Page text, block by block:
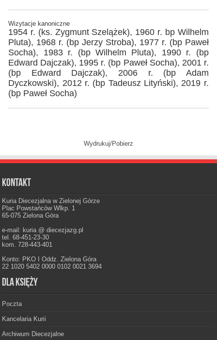
Wizytacje kanoniczne
1954 r. (ks. Zygmunt Szelążek), 1960 r. bp Wilhelm
Pluta), 1968 r. (bp Jerzy Stroba), 1977 r. (bp Paweł
Socha), 1983 r. (bp Wilhelm Pluta), 1990 r. (bp
Edward Dajczak), 1995 r. (bp Paweł Socha), 2001 r.
(bp Edward Dajczak), 2006 r. (bp Adam
Dyczkowski), 2012 r. (bp Tadeusz Lityński), 2019 r.
(bp Paweł Socha)
Wydrukuj/Pobierz
Kontakt
Kuria Diecezjalna w Zielonej Górze
Plac Powstańców Wlkp. 1
65-075 Zielona Góra
e-mail: kuria @ diecezjazg.pl
tel. 68-451-23-30
kom. 728-443-401
Konto: PKO I Oddz. Zielona Góra
22 1020 5402 0000 0102 0021 3694
Dla księży
Poczta
Kancelaria Kurii
Archiwum Diecezjalne